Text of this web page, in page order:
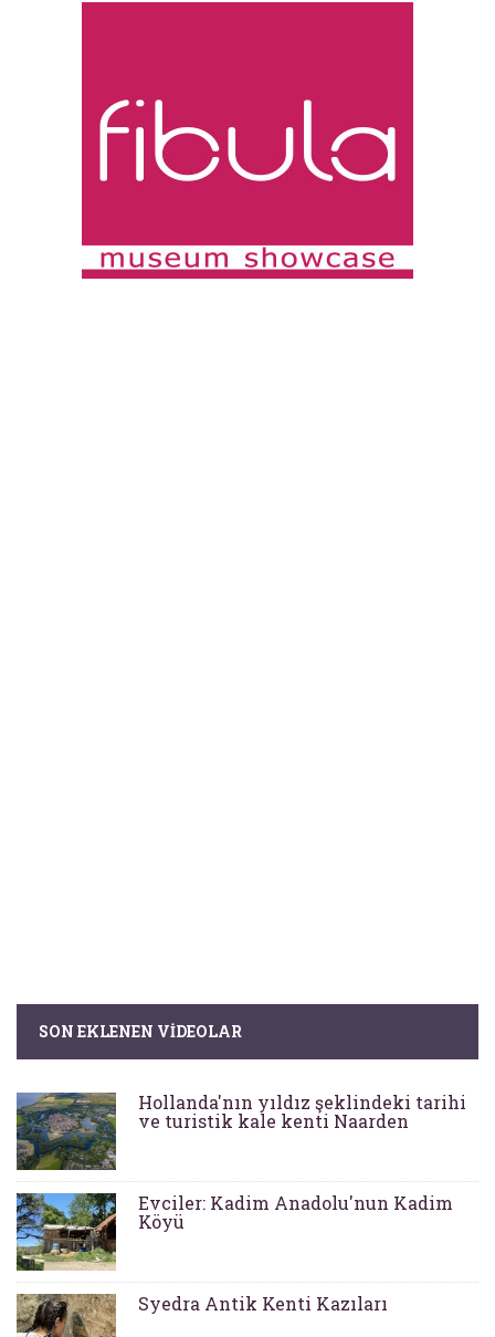
SON EKLENEN VIDEOLAR
Hollanda'nın yıldız şeklindeki tarihi
ve turistik kale kenti Naarden
Evciler: Kadim Anadolu'nun Kadim
Köyü
Syedra Antik Kenti Kazıları